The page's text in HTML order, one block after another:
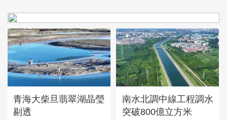
“大地指紋”奏響夏夜文旅樂
章
青海大柴旦翡翠湖晶瑩
剔透
南水北調中線工程調水
突破800億立方米